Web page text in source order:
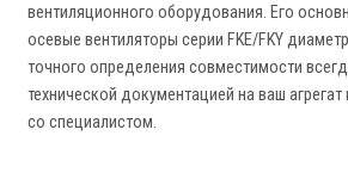
вентиляционного оборудования. Его
осевые вентиляторы серии FKE/FKY
точного определения совместимости
технической документацией на ваш агрегат
со специалистом.